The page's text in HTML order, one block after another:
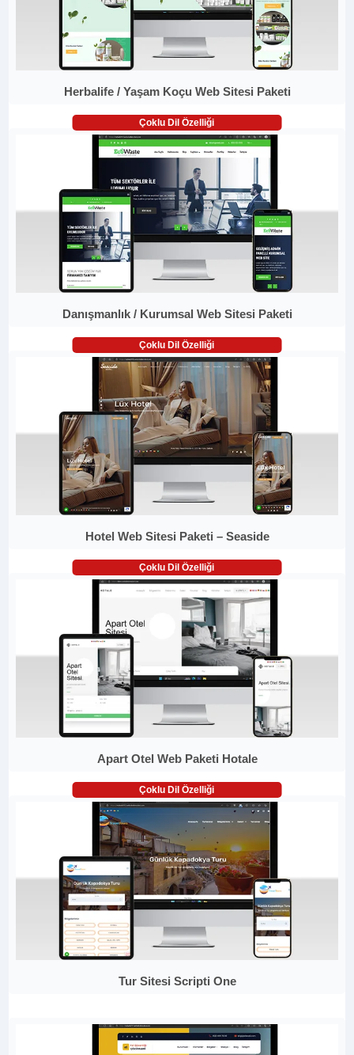
Herbalife / Yaşam Koçu Web Sitesi Paketi
Çoklu Dil Özelliği
Danışmanlık / Kurumsal Web Sitesi Paketi
Çoklu Dil Özelliği
Hotel Web Sitesi Paketi – Seaside
Çoklu Dil Özelliği
Apart Otel Web Paketi Hotale
Çoklu Dil Özelliği
Tur Sitesi Scripti One